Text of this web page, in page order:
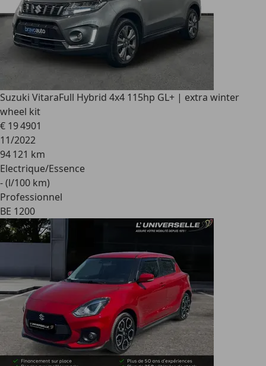
Suzuki VitaraFull Hybrid 4x4 115hp GL+ | extra winter
wheel kit
€ 19 4901
11/2022
94 121 km
Electrique/Essence
- (l/100 km)
Professionnel
BE 1200